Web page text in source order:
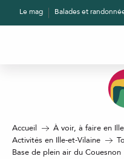
AllerLe mag Balades et
Accueil
À voir, à faire en
Activités en Ille-et-Vilaine
Base de plein air du Couesnon